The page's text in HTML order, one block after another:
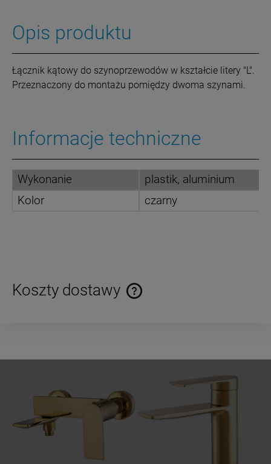
Opis produktu
Łącznik kątowy do szynoprzewodów w kształcie litery "L".
Przeznaczony do montażu pomiędzy dwoma szynami.
Informacje techniczne
Wykonanie
plastik, aluminium
Kolor
czarny
Koszty dostawy
Cena nie zawiera ewentualnych kosztów płatności